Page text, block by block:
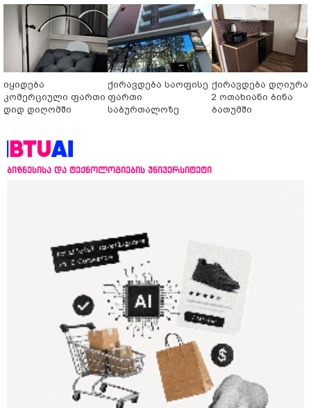
იყიდება
კომერციული ფართი
დიდ დიღომში
ქირავდება საოფისე
ფართი
საბურთალოზე
ქირავდება
2 ოთახიანი ბინა
ბათუმში
ბიზნესისა და ტექნოლოგიების უნივერსიტეტი